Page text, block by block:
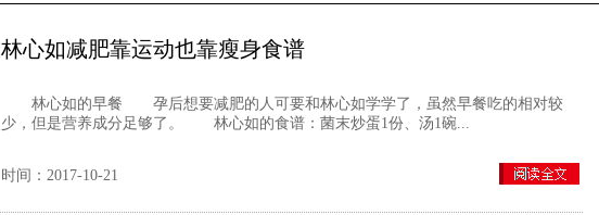
林心如减肥靠运动也靠瘦身食谱
林心如的早餐 孕后想要减肥的人可要和林心如学学了，虽然早餐吃的相对较
少，但是营养成分足够了。 林心如的食谱：菌末炒蛋1份、汤1碗...
时间：2017-10-21